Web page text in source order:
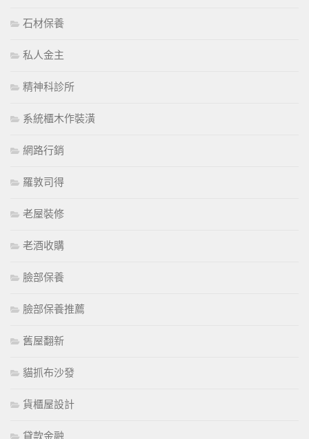
石材保養
私人金主
精神科診所
系統櫃木作裝潢
網路行銷
羅敦司得
老屋裝修
老酒收購
臉部保養
臉部保養推薦
舊屋翻新
貓抓布沙發
貨櫃屋設計
貸款金融